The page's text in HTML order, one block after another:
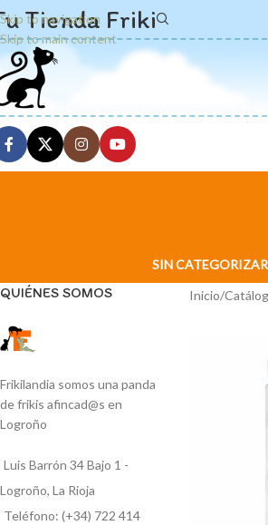
Skip to navigation
Skip to main content
Tienda Friki
SIN CATEGORIZAR
QUIÉNES SOMOS
Frikilandia somos una panda
de frikis afincad@s en
Logroño
Luis Barrón 34 Bajo 1 -
Logroño, La Rioja
Teléfono: (+34) 722 414
Inicio/